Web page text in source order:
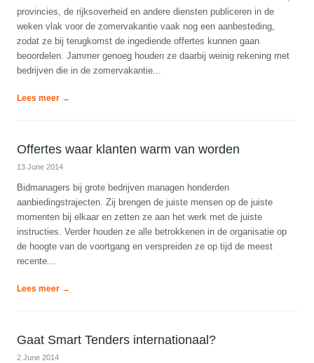
provincies, de rijksoverheid en andere diensten publiceren in de
weken vlak voor de zomervakantie vaak nog een aanbesteding,
zodat ze bij terugkomst de ingediende offertes kunnen gaan
beoordelen. Jammer genoeg houden ze daarbij weinig rekening met
bedrijven die in de zomervakantie...
Lees meer →
Offertes waar klanten warm van worden
13 June 2014
Bidmanagers bij grote bedrijven managen honderden
aanbiedingstrajecten. Zij brengen de juiste mensen op de juiste
momenten bij elkaar en zetten ze aan het werk met de juiste
instructies. Verder houden ze alle betrokkenen in de organisatie op
de hoogte van de voortgang en verspreiden ze op tijd de meest
recente...
Lees meer →
Gaat Smart Tenders internationaal?
2 June 2014